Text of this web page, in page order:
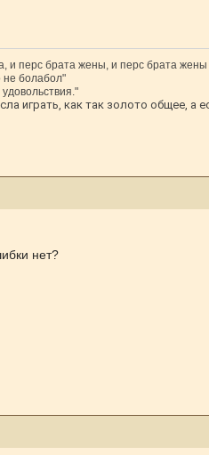
перс брата жены, и перс брата
не болабол"
играть, как так золото общее, а
нет?